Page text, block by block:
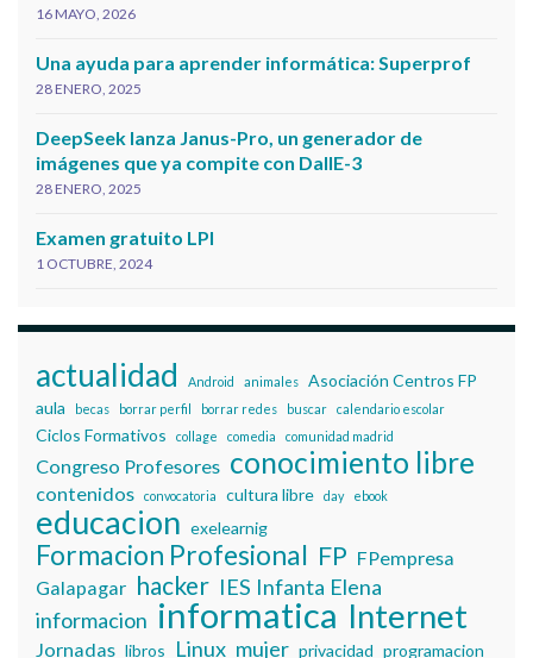
16 MAYO, 2026
Una ayuda para aprender informática: Superprof
28 ENERO, 2025
DeepSeek lanza Janus-Pro, un generador de
imágenes que ya compite con DallE-3
28 ENERO, 2025
Examen gratuito LPI
1 OCTUBRE, 2024
actualidad Android animales
Asociación Centros FP
aula
becas borrar perfil borrar redes buscar calendario escolar
Ciclos Formativos collage comedia comunidad madrid
Congreso Profesores conocimiento libre
contenidos convocatoria cultura libre day ebook
educacion exelearnig
Formacion Profesional FP FPempresa
Galapagar hacker IES Infanta Elena
informacion informatica Internet
Jornadas libros Linux mujer privacidad programacion